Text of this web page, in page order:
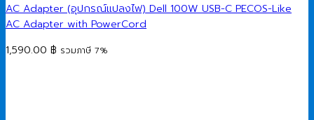
AC Adapter (อุปกรณ์แปลงไฟ) Dell 100W USB-C PECOS-Like
AC Adapter with PowerCord
1,590.00 ฿ รวมภาษี 7%